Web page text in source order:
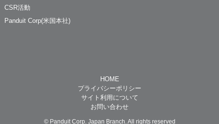
CSR活動
Panduit Corp(米国本社)
HOME
プライバシーポリシー
サイト利用について
お問い合わせ
© Panduit Corp. Japan Branch. All rights reserved